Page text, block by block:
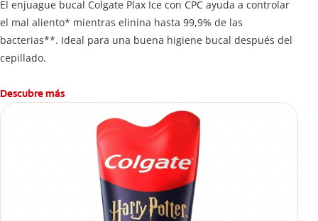
El enjuague bucal Colgate Plax Ice con CPC ayuda a controlar
el mal aliento* mientras elinina hasta 99,9% de las
bacterias**. Ideal para una buena higiene bucal después del
cepillado.
Descubre más